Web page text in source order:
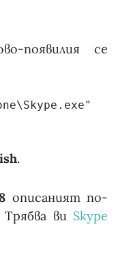
появилия се
.
описаният по-
ви Skype